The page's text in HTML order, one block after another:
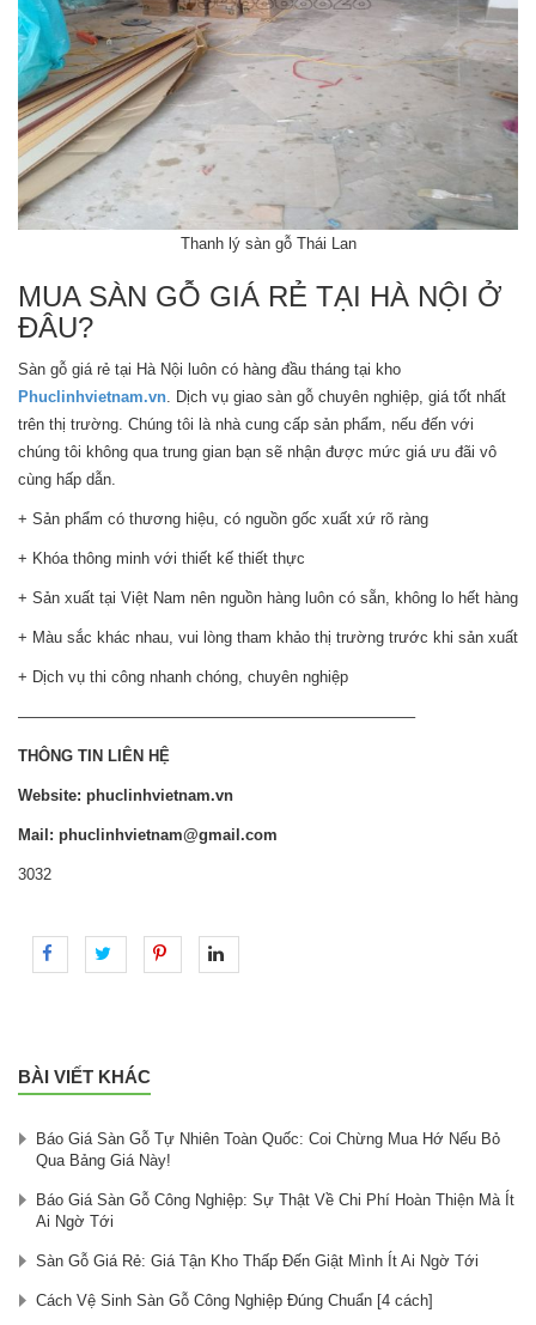
Thanh lý sàn gỗ Thái Lan
MUA SÀN GỖ GIÁ RẺ TẠI HÀ NỘI Ở
ĐÂU?
Sàn gỗ giá rẻ tại Hà Nội luôn có hàng đầu tháng tại kho
Phuclinhvietnam.vn. Dịch vụ giao sàn gỗ chuyên nghiệp, giá tốt nhất
trên thị trường. Chúng tôi là nhà cung cấp sản phẩm, nếu đến với
chúng tôi không qua trung gian bạn sẽ nhận được mức giá ưu đãi vô
cùng hấp dẫn.
+ Sản phẩm có thương hiệu, có nguồn gốc xuất xứ rõ ràng
+ Khóa thông minh với thiết kế thiết thực
+ Sản xuất tại Việt Nam nên nguồn hàng luôn có sẵn, không lo hết hàng
+ Màu sắc khác nhau, vui lòng tham khảo thị trường trước khi sản xuất
+ Dịch vụ thi công nhanh chóng, chuyên nghiệp
—————————————————————————–
THÔNG TIN LIÊN HỆ
Website: phuclinhvietnam.vn
Mail: phuclinhvietnam@gmail.com
3032
BÀI VIẾT KHÁC
Báo Giá Sàn Gỗ Tự Nhiên Toàn Quốc: Coi Chừng Mua Hớ Nếu Bỏ
Qua Bảng Giá Này!
Báo Giá Sàn Gỗ Công Nghiệp: Sự Thật Về Chi Phí Hoàn Thiện Mà Ít
Ai Ngờ Tới
Sàn Gỗ Giá Rẻ: Giá Tận Kho Thấp Đến Giật Mình Ít Ai Ngờ Tới
Cách Vệ Sinh Sàn Gỗ Công Nghiệp Đúng Chuẩn [4 cách]